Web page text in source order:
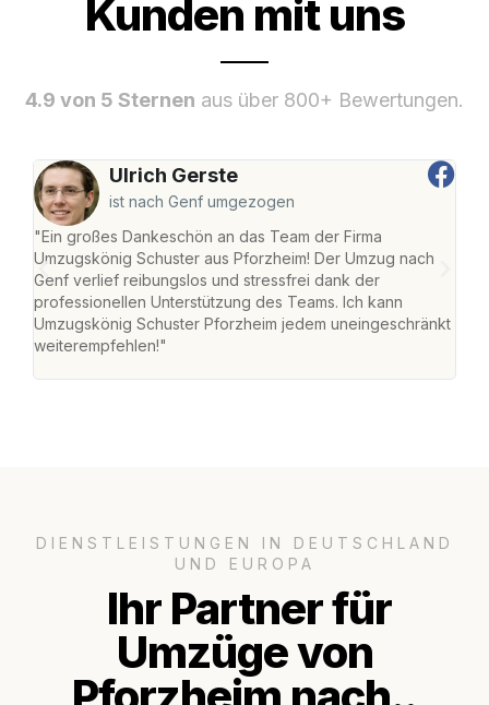
Kunden mit uns
4.9 von 5 Sternen aus über 800+ Bewertungen.
Ulrich Gerste
ist nach Genf umgezogen
"Ein großes Dankeschön an das Team der Firma
Umzugskönig Schuster aus Pforzheim! Der Umzug nach
Genf verlief reibungslos und stressfrei dank der
professionellen Unterstützung des Teams. Ich kann
Umzugskönig Schuster Pforzheim jedem uneingeschränkt
weiterempfehlen!"
DIENSTLEISTUNGEN IN DEUTSCHLAND
UND EUROPA
Ihr Partner für
Umzüge von